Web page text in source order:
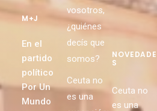
M+J
En el
partido
político
Por Un
Mundo
vosotros,
¿quiénes
decís que
somos?
Ceuta no
es una
NOVEDADE
S
Ceuta no
es una